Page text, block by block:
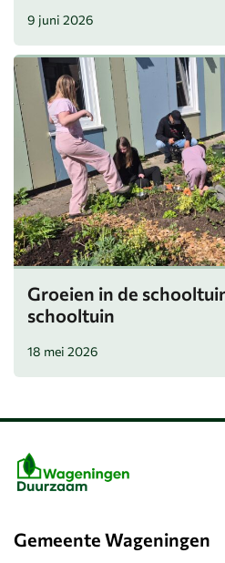
9 juni 2026
Groeien in de
schooltuin
18 mei 2026
Belangrijke
informatie
Gemeente Wageningen